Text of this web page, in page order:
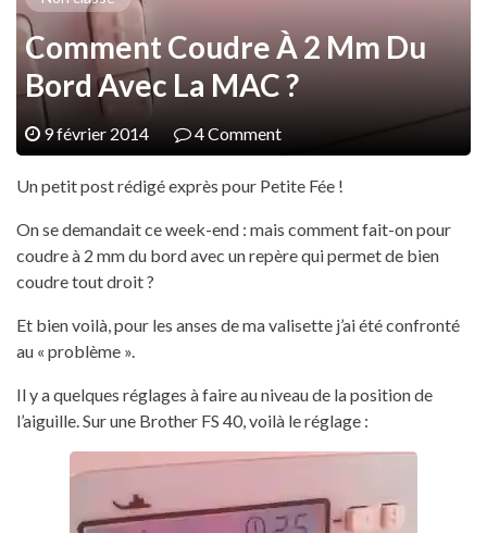
Comment Coudre À 2 Mm Du
Bord Avec La MAC ?
9 février 2014 4 Comment
Un petit post rédigé exprès pour Petite Fée !
On se demandait ce week-end : mais comment fait-on pour
coudre à 2 mm du bord avec un repère qui permet de bien
coudre tout droit ?
Et bien voilà, pour les anses de ma valisette j’ai été confronté
au « problème ».
Il y a quelques réglages à faire au niveau de la position de
l’aiguille. Sur une Brother FS 40, voilà le réglage :